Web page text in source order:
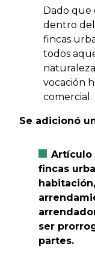
Dado que
dentro
fincas
todos
vocación
comercial.
Se adicionó
Artículo
fincas
ser
partes.